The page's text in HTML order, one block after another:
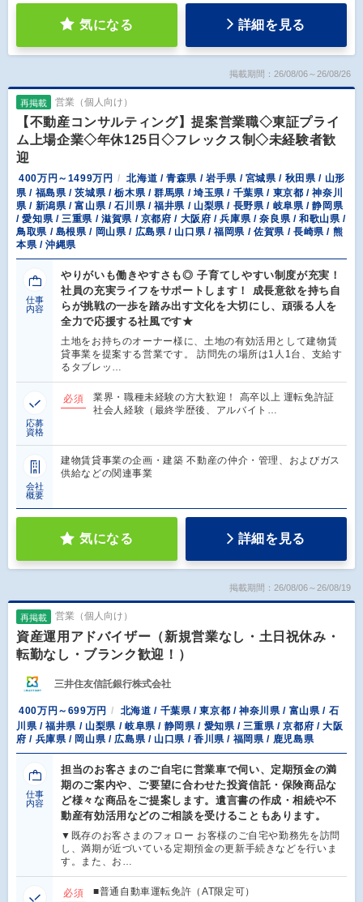
気になる 詳細を見る
掲載期間：26/08/06～26/08/26
再掲載 営業（個人向け）
【不動産コンサルティング】提案営業職◇東証プライ
ム上場企業◇年休125日◇フレックス制◇未経験者歓
迎
400万円～1499万円
北海道 / 青森県 / 岩手県 / 宮城県 / 秋田県 / 山形
県 / 福島県 / 茨城県 / 栃木県 / 群馬県 / 埼玉県 / 千葉県 / 東京都 / 神奈川
県 / 新潟県 / 富山県 / 石川県 / 福井県 / 山梨県 / 長野県 / 岐阜県 / 静岡県
/ 愛知県 / 三重県 / 滋賀県 / 京都府 / 大阪府 / 兵庫県 / 奈良県 / 和歌山県 /
鳥取県 / 島根県 / 岡山県 / 広島県 / 山口県 / 福岡県 / 佐賀県 / 長崎県 / 熊
本県 / 沖縄県
仕事
内容
やりがいも働きやすさも◎ 子育てしやすい制度が充実！
社員の充実ライフをサポートします！ 成長意欲を持ち自
らが挑戦の一歩を踏み出す文化を大切にし、頑張る人を
全力で応援する社風です★
土地をお持ちのオーナー様に、土地の有効活用として建物賃
貸事業を提案する営業です。 訪問先の場所は1人1台、支給す
るタブレッ…
応募
資格
必須
業界・職種未経験の方大歓迎！ 高卒以上 運転免許証
社会人経験（最終学歴後、アルバイト…
会社
概要
建物賃貸事業の企画・建築 不動産の仲介・管理、およびガス
供給などの関連事業
気になる 詳細を見る
掲載期間：26/08/06～26/08/19
再掲載 営業（個人向け）
資産運用アドバイザー（新規営業なし・土日祝休み・
転勤なし・ブランク歓迎！）
三井住友信託銀行株式会社
400万円～699万円
北海道 / 千葉県 / 東京都 / 神奈川県 / 富山県 / 石
川県 / 福井県 / 山梨県 / 岐阜県 / 静岡県 / 愛知県 / 三重県 / 京都府 / 大阪
府 / 兵庫県 / 岡山県 / 広島県 / 山口県 / 香川県 / 福岡県 / 鹿児島県
仕事
内容
担当のお客さまのご自宅に営業車で伺い、定期預金の満
期のご案内や、ご要望に合わせた投資信託・保険商品な
ど様々な商品をご提案します。遺言書の作成・相続や不
動産有効活用などのご相談を受けることもあります。
▼既存のお客さまのフォロー お客様のご自宅や勤務先を訪問
し、満期が近づいている定期預金の更新手続きなどを行いま
す。また、お…
必須
■普通自動車運転免許（AT限定可）